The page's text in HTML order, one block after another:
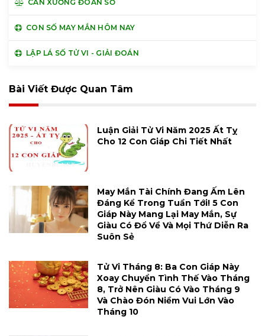
CÂN XƯƠNG ĐOÁN SỐ
CON SỐ MAY MẮN HÔM NAY
LẬP LÁ SỐ TỬ VI - GIẢI ĐOÁN
Bài Viết Được Quan Tâm
Luận Giải Tử Vi Năm 2025 Ất Tỵ
Cho 12 Con Giáp Chi Tiết Nhất
May Mắn Tài Chính Đang Ấm Lên
Đáng Kể Trong Tuần Tới! 5 Con
Giáp Này Mang Lại May Mắn, Sự
Giàu Có Đổ Về Và Mọi Thứ Diễn Ra
Suôn Sẻ
Tử Vi Tháng 8: Ba Con Giáp Này
Xoay Chuyển Tình Thế Vào Tháng
8, Trở Nên Giàu Có Vào Tháng 9
Và Chào Đón Niềm Vui Lớn Vào
Tháng 10